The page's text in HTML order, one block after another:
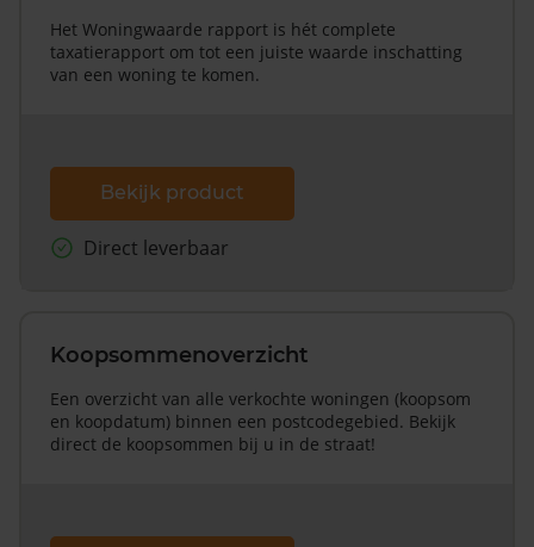
Het Woningwaarde rapport is hét complete
taxatierapport om tot een juiste waarde inschatting
van een woning te komen.
Bekijk product
Direct leverbaar
Koopsommenoverzicht
Een overzicht van alle verkochte woningen (koopsom
en koopdatum) binnen een postcodegebied. Bekijk
direct de koopsommen bij u in de straat!